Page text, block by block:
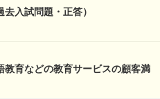
入試問題・正答）
教育などの教育サービスの顧客満